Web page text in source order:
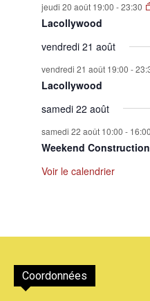
jeudi 20 août 19:00 -23:30
Lacollywood
vendredi 21 août
vendredi 21 août 19:00 -
Lacollywood
samedi 22 août
samedi 22 août 10:00 - 16:00
Weekend
Voir le calendrier
Coordonnées